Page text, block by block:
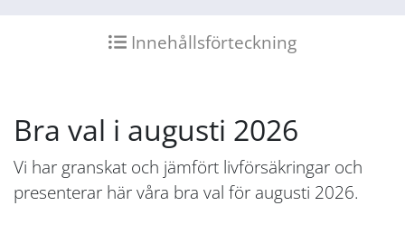
Innehållsförteckning
Bra val i augusti 2026
Vi har granskat och jämfört livförsäkringar och
presenterar här våra bra val för augusti 2026.